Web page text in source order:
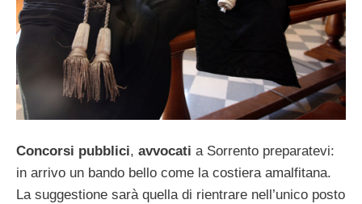
Concorsi pubblici, avvocati a Sorrento preparatevi:
in arrivo un bando bello come la costiera amalfitana.
La suggestione sarà quella di rientrare nell’unico posto